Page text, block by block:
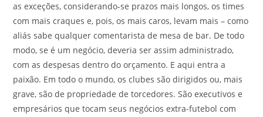
as exceções, considerando-se prazos mais longos, os times
com mais craques e, pois, os mais caros, levam mais – como
aliás sabe qualquer comentarista de mesa de bar. De todo
modo, se é um negócio, deveria ser assim administrado,
com as despesas dentro do orçamento. E aqui entra a
paixão. Em todo o mundo, os clubes são dirigidos ou, mais
grave, são de propriedade de torcedores. São executivos e
empresários que tocam seus negócios extra-futebol com